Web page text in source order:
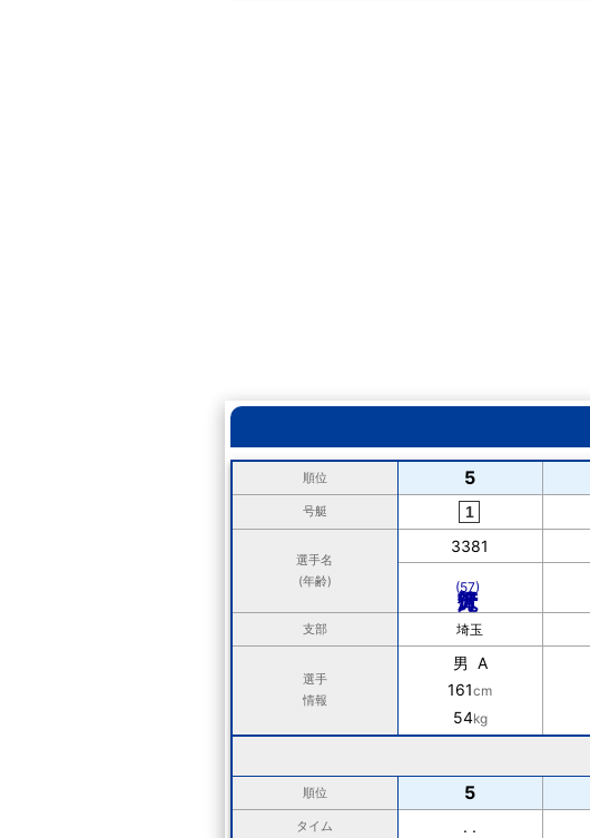
順位 5
号艇
選手名
(年齢)
3381
(57)
支部 埼玉
選手
情報
男 A
161cm
54kg
順位 5
タイム . .